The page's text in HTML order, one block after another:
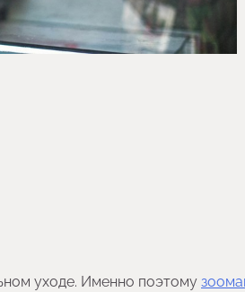
уходе. Именно поэтому